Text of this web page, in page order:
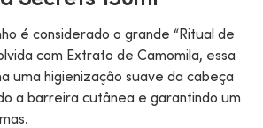
é considerado o grande “Ritual de
com Extrato de Camomila, essa
uma higienização suave da cabeça
a barreira cutânea e garantindo um